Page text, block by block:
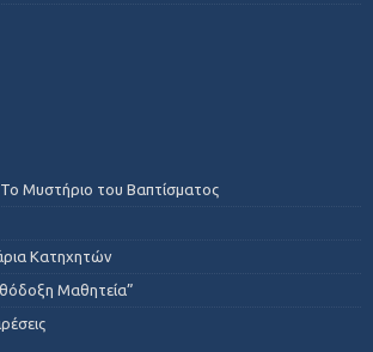
Μυστήριο του Βαπτίσματος
Κατηχητών
Μαθητεία”